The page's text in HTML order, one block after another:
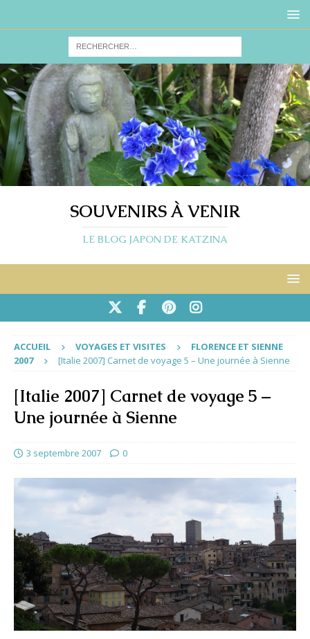
SOUVENIRS À VENIR
LE BLOG JAPON DE KATZINA
ACCUEIL VOYAGES ET VISITES
FLORENCE ET SIENNE
2007
[Italie 2007] Carnet de voyage 5 – Une journée à Sienne
[Italie 2007] Carnet de voyage 5 –
Une journée à Sienne
3 septembre 2007 0